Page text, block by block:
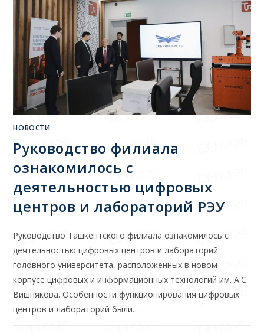
НОВОСТИ
Руководство филиала
ознакомилось с
деятельностью цифровых
центров и лабораторий РЭУ
Руководство Ташкентского филиала ознакомилось с
деятельностью цифровых центров и лабораторий
головного университета, расположенных в новом
корпусе цифровых и информационных технологий им. А.С.
Вишнякова. Особенности функционирования цифровых
центров и лабораторий были…